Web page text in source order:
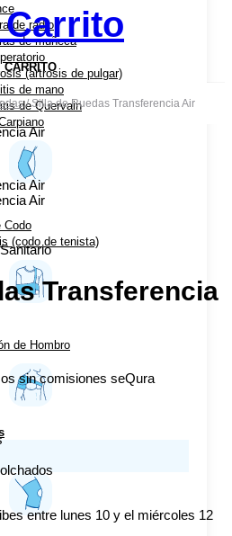
de radio
de muñeca
(artrosis de pulgar)
de mano
de Quervain
Codo
(codo de tenista)
de Hombro
Carrito
CARRITO
/ Silla de Ruedas Transferencia Air
Transferencia
sin comisiones seQura
entre lunes 10 y el miércoles 12